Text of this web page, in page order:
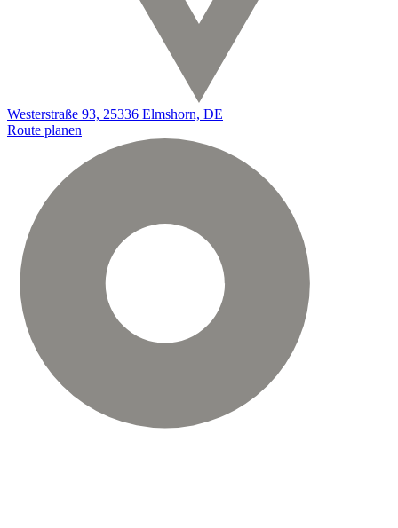
Westerstraße 93, 25336 Elmshorn, DE
Route planen